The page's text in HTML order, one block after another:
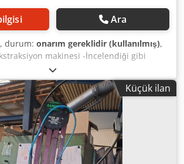
Ara
, durum: onarım gereklidir (kullanılmış),
makinesi -İncelendiği gibi
-Akım tüketimi: çok yüksek, yedek parça
-Üretici: Electro ARC, kılavuzlar veya
kılavuz çekme makinesi -Sıkıştırma
mm -Boğaz: 250 ila 480 mm -kolonlar Ø:
930/780/H2045 mm Dwodsi Huvhspfx
kg
Küçük ilan